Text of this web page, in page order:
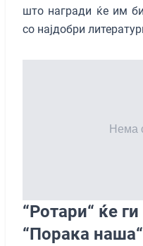
што награди ќе им
со најдобри
“Ротари“ ќе
“Порака